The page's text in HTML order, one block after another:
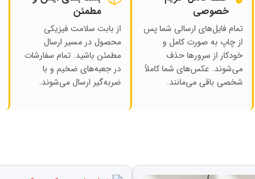
خصوصی
تمام فایل‌های ارسالی شما پس
از چاپ به صورت کامل و
خودکار از سرورها حذف
می‌شوند. عکس‌های شما کاملاً
شخصی باقی می‌مانند.
مطمئن
از بابت سلامت فیزیکی
محصول در مسیر ارسال
مطمئن باشید. تمام سفارشات
در جعبه‌های ضخیم و با
ضربه‌گیر ارسال می‌شوند.